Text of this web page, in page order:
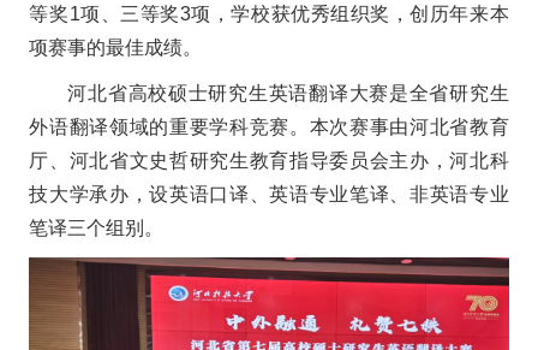
等奖1项、三等奖3项，学校获优秀组织奖，创历年来本
项赛事的最佳成绩。
河北省高校硕士研究生英语翻译大赛是全省研究生
外语翻译领域的重要学科竞赛。本次赛事由河北省教育
厅、河北省文史哲研究生教育指导委员会主办，河北科
技大学承办，设英语口译、英语专业笔译、非英语专业
笔译三个组别。